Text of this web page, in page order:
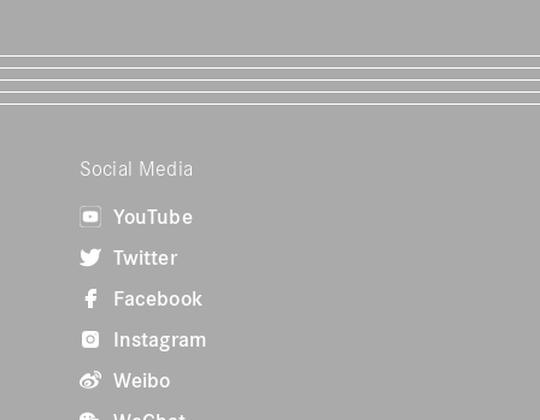
Social Media
YouTube
Twitter
Facebook
Instagram
Weibo